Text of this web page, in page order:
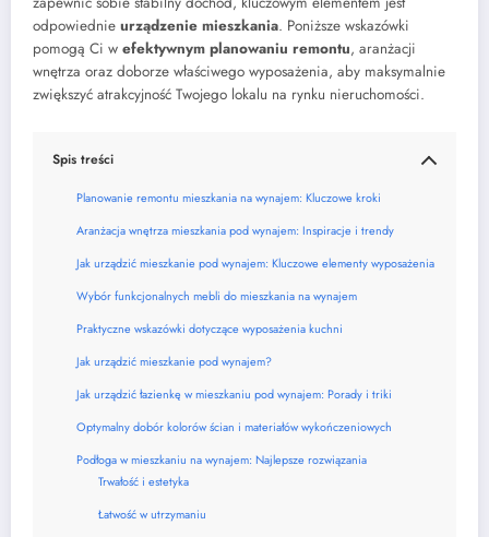
odpowiednie urządzenie mieszkania. Poniższe wskazówki
pomogą Ci w efektywnym planowaniu remontu, aranżacji
wnętrza oraz doborze właściwego wyposażenia, aby maksymalnie
zwiększyć atrakcyjność Twojego lokalu na rynku nieruchomości.
Spis treści
Planowanie remontu mieszkania na wynajem: Kluczowe kroki
Aranżacja wnętrza mieszkania pod wynajem: Inspiracje i trendy
Jak urządzić mieszkanie pod wynajem: Kluczowe elementy wyposażenia
Wybór funkcjonalnych mebli do mieszkania na wynajem
Praktyczne wskazówki dotyczące wyposażenia kuchni
Jak urządzić mieszkanie pod wynajem?
Jak urządzić łazienkę w mieszkaniu pod wynajem: Porady i triki
Optymalny dobór kolorów ścian i materiałów wykończeniowych
Podłoga w mieszkaniu na wynajem: Najlepsze rozwiązania
Trwałość i estetyka
Łatwość w utrzymaniu